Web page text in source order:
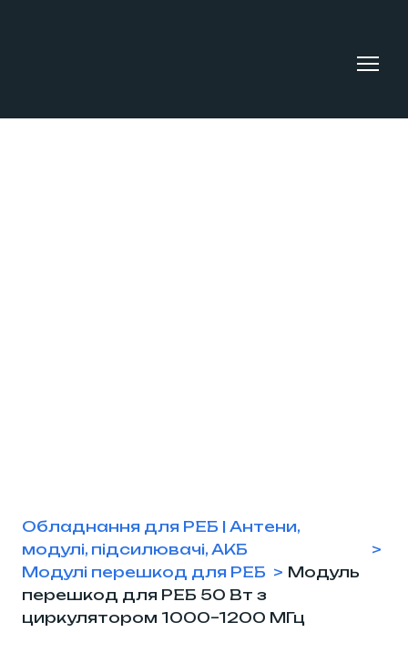
Обладнання для РЕБ | Антени,
модулі, підсилювачі, АКБ
Модулі перешкод для РЕБ
Модуль
перешкод для РЕБ 50 Вт з
циркулятором 1000–1200 МГц